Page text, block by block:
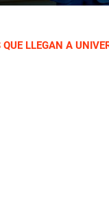
QUE LLEGAN A